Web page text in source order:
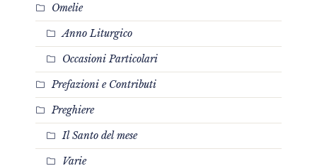
Omelie
Anno Liturgico
Occasioni Particolari
Prefazioni e Contributi
Preghiere
Il Santo del mese
Varie